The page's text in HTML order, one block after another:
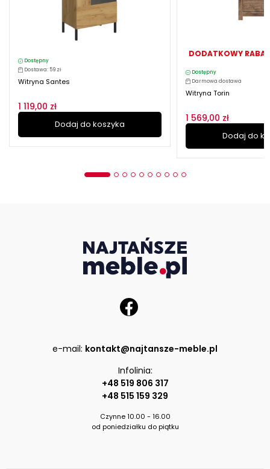
Dostępny
Dostawa: 59 zł
Witryna Santes
1 119,00 zł
Dodaj do koszyka
DODATKOWY
Dostępny
Darmowa dostawa
Witryna Torin
1 569,00 zł
Dodaj do
e-mail: kontakt@najtansze-meble.pl
Infolinia:
+48 519 806 317
+48 515 159 329
Czynne 10.00 - 16.00
od poniedziałku do piątku